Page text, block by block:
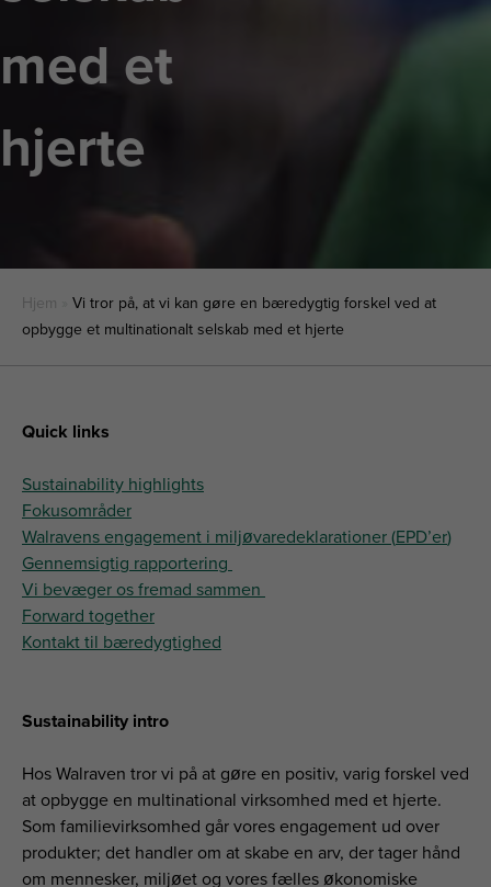
med et
hjerte
Hjem
Vi tror på, at vi kan gøre en bæredygtig forskel ved at
opbygge et multinationalt selskab med et hjerte
Quick links
Sustainability highlights
Fokusområder
Walravens engagement i miljøvaredeklarationer (EPD’er)
Gennemsigtig rapportering
Vi bevæger os fremad sammen
Forward together
Kontakt til bæredygtighed
Sustainability intro
Hos Walraven tror vi på at gøre en positiv, varig forskel ved
at opbygge en multinational virksomhed med et hjerte.
Som familievirksomhed går vores engagement ud over
produkter; det handler om at skabe en arv, der tager hånd
om mennesker, miljøet og vores fælles økonomiske